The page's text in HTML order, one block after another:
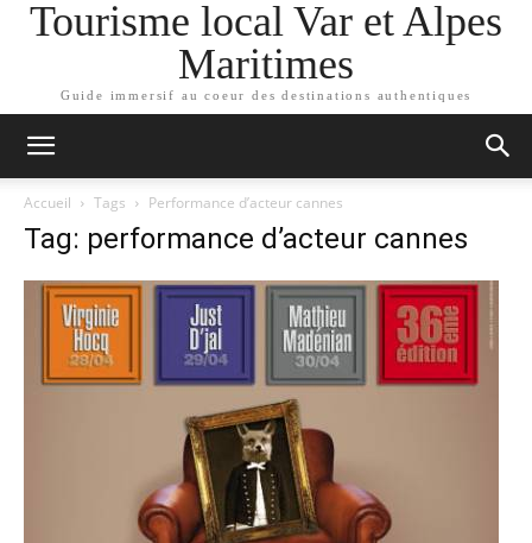
Tourisme local Var et Alpes
Maritimes
Guide immersif au coeur des destinations authentiques
Accueil Tags Performance d’acteur cannes
Tag: performance d’acteur cannes